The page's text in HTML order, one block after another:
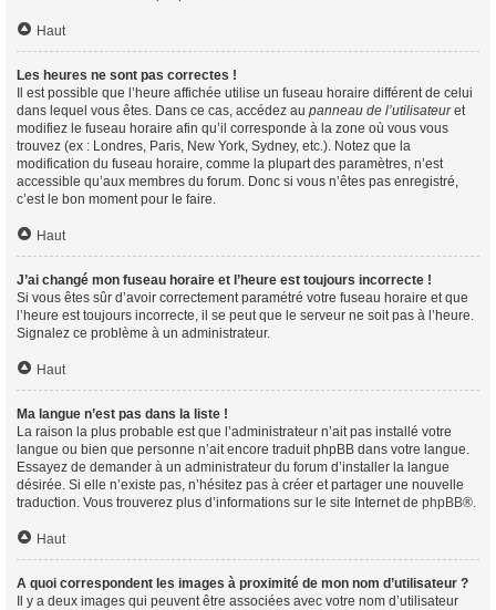
Haut
Les heures ne sont pas correctes !
Il est possible que l’heure affichée utilise un fuseau horaire différent de celui
dans lequel vous êtes. Dans ce cas, accédez au panneau de l’utilisateuret
modifiez le fuseau horaire afin qu’il corresponde à la zone où vous vous
trouvez (ex : Londres, Paris, New York, Sydney, etc.). Notez que la
modification du fuseau horaire, comme la plupart des paramètres, n’est
accessible qu’aux membres du forum. Donc si vous n’êtes pas enregistré,
c’est le bon moment pour le faire.
Haut
J’ai changé mon fuseau horaire et l’heure est toujours incorrecte !
Si vous êtes sûr d’avoir correctement paramétré votre fuseau horaire et que
l’heure est toujours incorrecte, il se peut que le serveur ne soit pas à l’heure.
Signalez ce problème à un administrateur.
Haut
Ma langue n’est pas dans la liste !
La raison la plus probable est que l’administrateur n’ait pas installé votre
langue ou bien que personne n’ait encore traduit phpBB dans votre langue.
Essayez de demander à un administrateur du forum d’installer la langue
désirée. Si elle n’existe pas, n’hésitez pas à créer et partager une nouvelle
traduction. Vous trouverez plus d’informations sur le site Internet de phpBB®.
Haut
A quoi correspondent les images à proximité de mon nom d’utilisateur ?
Il y a deux images qui peuvent être associées avec votre nom d’utilisateur